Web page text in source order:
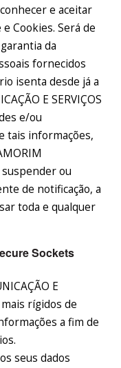
e aceitar
Cookies. Será de
da
fornecidos
isenta desde já a
E SERVIÇOS
e/ou
tais informações,
suspender ou
de notificação, a
toda e qualquer
Sockets
E
mais rígidos de
a fim de
seus dados